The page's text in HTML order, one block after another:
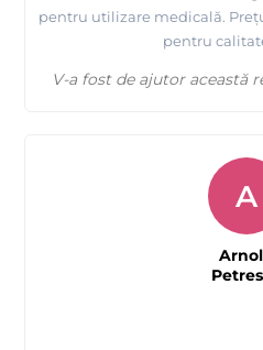
pentru utilizare medicală.
pentru
V-a fost de ajutor această
A